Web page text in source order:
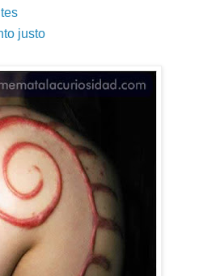
justo